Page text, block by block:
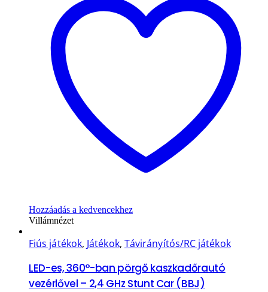
Hozzáadás a kedvencekhez
Villámnézet
Fiús játékok, Játékok, Távirányítós/RC játékok
LED-es, 360°-ban pörgő kaszkadőrautó
vezérlővel – 2,4 GHz Stunt Car (BBJ)